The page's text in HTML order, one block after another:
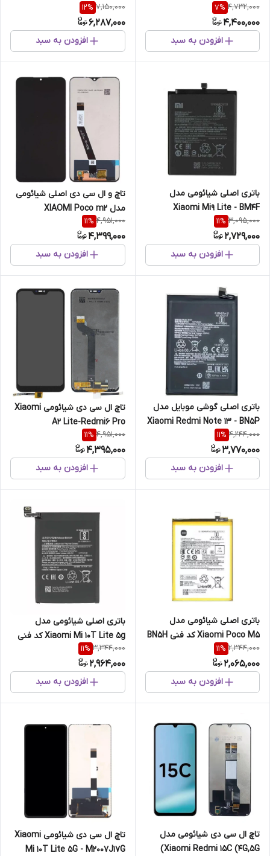
4,732,000
7%
4,400,000
افزودن به سبد
7,150,000
12%
6,287,000
افزودن به سبد
باتری اصلی شیائومی مدل
Xiaomi Mi9 Lite - BM4F
3,095,000
11%
2,729,000
افزودن به سبد
تاچ و ال سی دی اصلی شیائومی
مدل XIAOMI Poco m2
4,951,000
11%
4,399,000
افزودن به سبد
باتری اصلی گوشی موبایل مدل
Xiaomi Redmi Note 13 - BN5P
4,244,000
11%
3,770,000
افزودن به سبد
تاچ ال سی دی شیائومی Xiaomi
A2 Lite-Redmi6 Pro
4,951,000
11%
4,395,000
افزودن به سبد
باتری اصلی شیائومی مدل
Xiaomi Poco M5 کد فنی BN5H
2,344,000
11%
2,065,000
افزودن به سبد
باتری اصلی شیائومی مدل
Xiaomi Mi 10T Lite 5g کد فنی
BM4W
3,344,000
11%
2,964,000
افزودن به سبد
تاچ ال سی دی شیائومی مدل
Xiaomi Redmi 15C (4G,5G)
تاچ ال سی دی شیائومی Xiaomi
Mi 10T Lite 5G - M2007J17G